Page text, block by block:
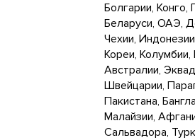
Болгарии, Конго,
Беларуси, ОАЭ,
Чехии,
Кореи,
Австралии,
Швейцарии,
Пакистана,
Малайзии,
Сальвадора,